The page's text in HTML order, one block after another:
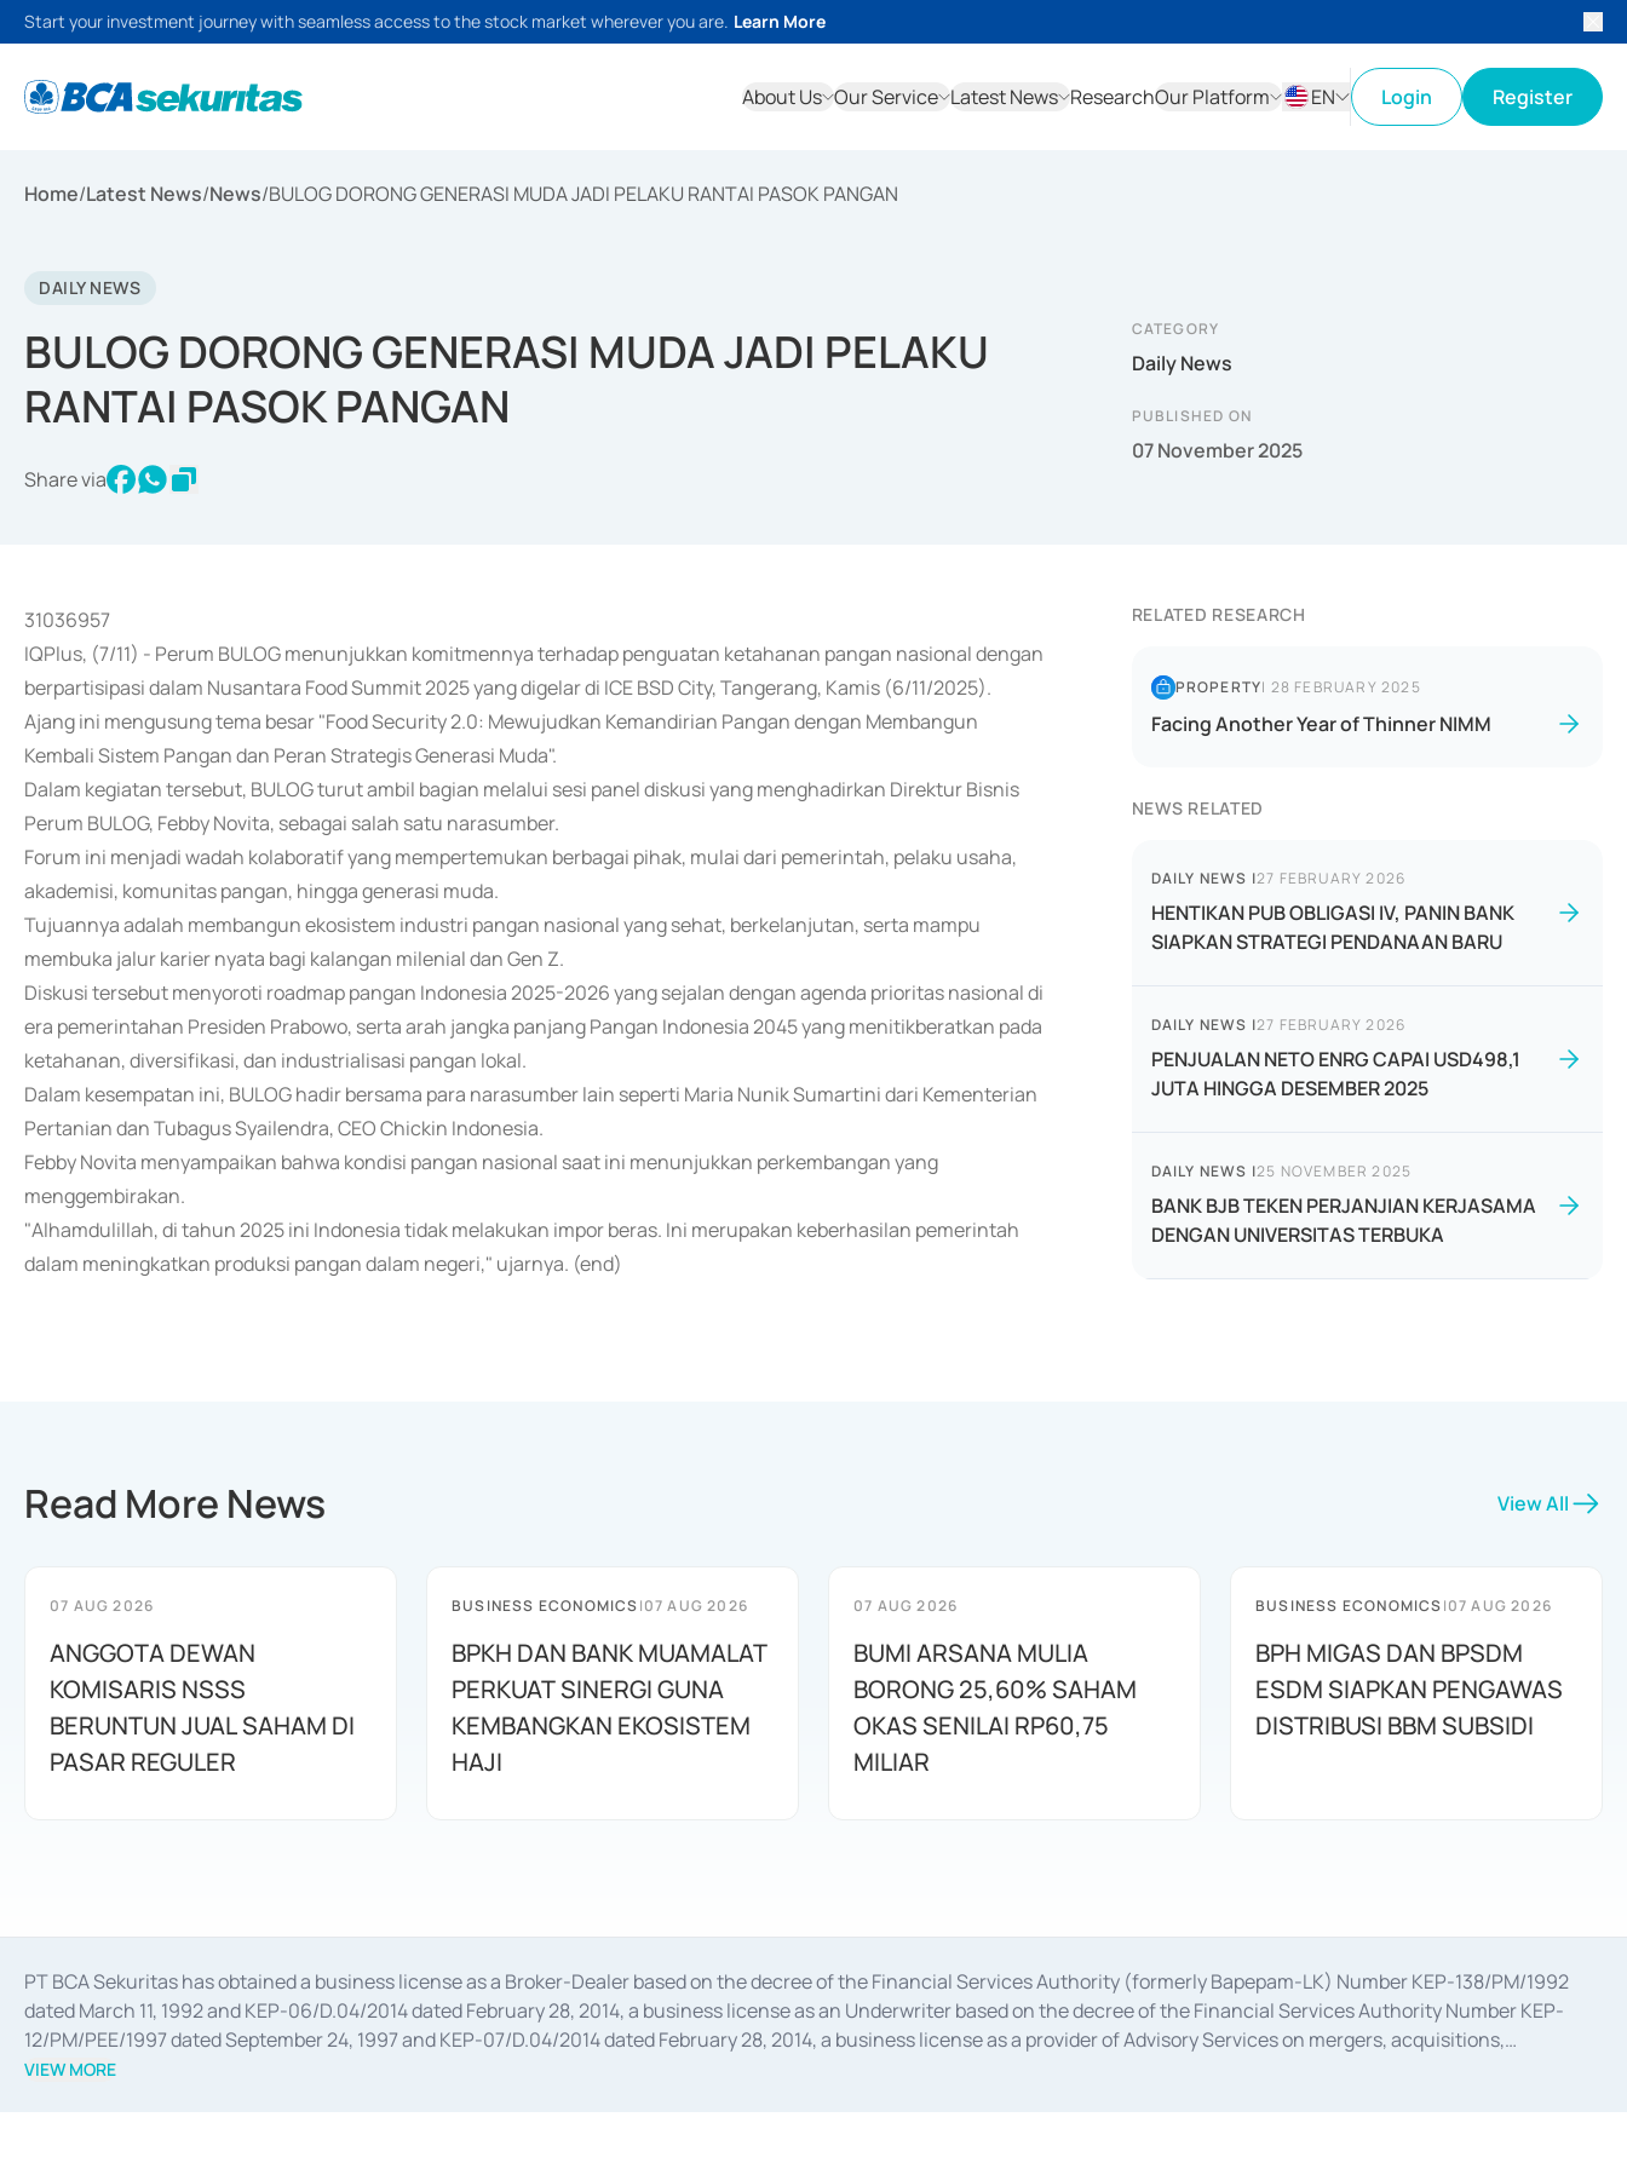
Start your investment journey with seamless access to the stock market wherever you are. Learn More
About Us Our Service Latest News ResearchOur Platform
EN
Login Register
Home/Latest News/News/BULOG DORONG GENERASI MUDA JADI PELAKU RANTAI PASOK PANGAN
DAILY NEWS
BULOG DORONG GENERASI MUDA JADI PELAKU
RANTAI PASOK PANGAN
Share via
CATEGORY
Daily News
PUBLISHED ON
07 November 2025
31036957
IQPlus, (7/11) - Perum BULOG menunjukkan komitmennya terhadap penguatan ketahanan pangan nasional dengan
berpartisipasi dalam Nusantara Food Summit 2025 yang digelar di ICE BSD City, Tangerang, Kamis (6/11/2025).
Ajang ini mengusung tema besar "Food Security 2.0: Mewujudkan Kemandirian Pangan dengan Membangun
Kembali Sistem Pangan dan Peran Strategis Generasi Muda".
Dalam kegiatan tersebut, BULOG turut ambil bagian melalui sesi panel diskusi yang menghadirkan Direktur Bisnis
Perum BULOG, Febby Novita, sebagai salah satu narasumber.
Forum ini menjadi wadah kolaboratif yang mempertemukan berbagai pihak, mulai dari pemerintah, pelaku usaha,
akademisi, komunitas pangan, hingga generasi muda.
Tujuannya adalah membangun ekosistem industri pangan nasional yang sehat, berkelanjutan, serta mampu
membuka jalur karier nyata bagi kalangan milenial dan Gen Z.
Diskusi tersebut menyoroti roadmap pangan Indonesia 2025-2026 yang sejalan dengan agenda prioritas nasional di
era pemerintahan Presiden Prabowo, serta arah jangka panjang Pangan Indonesia 2045 yang menitikberatkan pada
ketahanan, diversifikasi, dan industrialisasi pangan lokal.
Dalam kesempatan ini, BULOG hadir bersama para narasumber lain seperti Maria Nunik Sumartini dari Kementerian
Pertanian dan Tubagus Syailendra, CEO Chickin Indonesia.
Febby Novita menyampaikan bahwa kondisi pangan nasional saat ini menunjukkan perkembangan yang
menggembirakan.
"Alhamdulillah, di tahun 2025 ini Indonesia tidak melakukan impor beras. Ini merupakan keberhasilan pemerintah
dalam meningkatkan produksi pangan dalam negeri," ujarnya. (end)
RELATED RESEARCH
PROPERTY| 28 FEBRUARY 2025
Facing Another Year of Thinner NIMM
NEWS RELATED
DAILY NEWS |27 FEBRUARY 2026
HENTIKAN PUB OBLIGASI IV, PANIN BANK
SIAPKAN STRATEGI PENDANAAN BARU
DAILY NEWS |27 FEBRUARY 2026
PENJUALAN NETO ENRG CAPAI USD498,1
JUTA HINGGA DESEMBER 2025
DAILY NEWS |25 NOVEMBER 2025
BANK BJB TEKEN PERJANJIAN KERJASAMA
DENGAN UNIVERSITAS TERBUKA
Read More News View All
07 AUG 2026
ANGGOTA DEWAN
KOMISARIS NSSS
BERUNTUN JUAL SAHAM DI
PASAR REGULER
BUSINESS ECONOMICS|07 AUG 2026
BPKH DAN BANK MUAMALAT
PERKUAT SINERGI GUNA
KEMBANGKAN EKOSISTEM
HAJI
07 AUG 2026
BUMI ARSANA MULIA
BORONG 25,60% SAHAM
OKAS SENILAI RP60,75
MILIAR
BUSINESS ECONOMICS|07 AUG 2026
BPH MIGAS DAN BPSDM
ESDM SIAPKAN PENGAWAS
DISTRIBUSI BBM SUBSIDI
PT BCA Sekuritas has obtained a business license as a Broker-Dealer based on the decree of the Financial Services Authority (formerly Bapepam-LK) Number KEP-138/PM/1992
dated March 11, 1992 and KEP-06/D.04/2014 dated February 28, 2014, a business license as an Underwriter based on the decree of the Financial Services Authority Number KEP-
12/PM/PEE/1997 dated September 24, 1997 and KEP-07/D.04/2014 dated February 28, 2014, a business license as a provider of Advisory Services on mergers, acquisitions,
divestments, and joint ventures based on the decree of the Financial Services Authority Number S-67/PM.21/2014 dated February 28, 2014, a business license as a provider of
VIEW MORE